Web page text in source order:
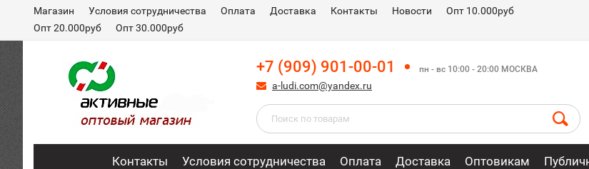
Магазин Условия сотрудничества Оплата Доставка Контакты Новости
Опт 10.000руб
Опт 20.000руб
Опт 30.000руб
+7 (909) 901-00-01 пн - вс 10:00 - 20:00 МОСКВА
a-ludi.com@yandex.ru
Контакты Условия сотрудничества Оплата Доставка Оптовикам